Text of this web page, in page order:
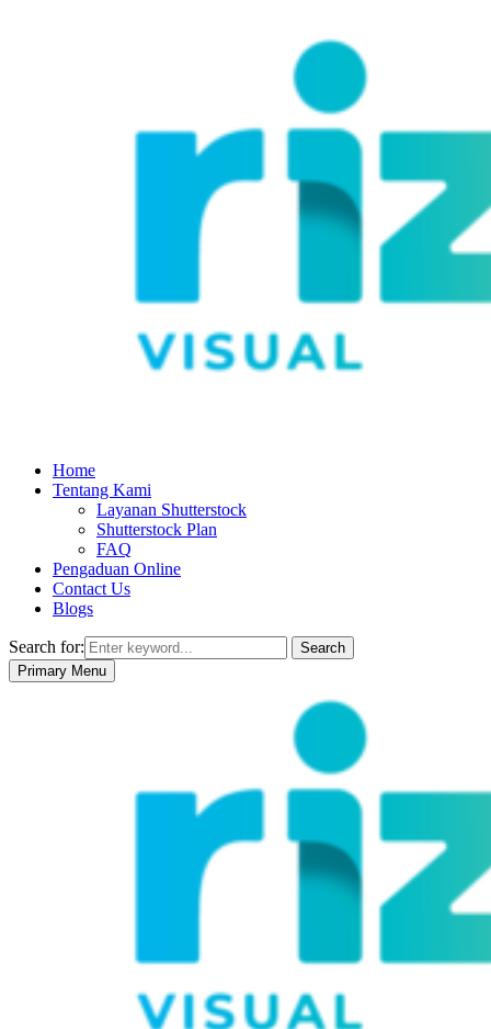
Home
Tentang Kami
Layanan Shutterstock
Shutterstock Plan
FAQ
Pengaduan Online
Contact Us
Blogs
Search for:
Search
Primary Menu